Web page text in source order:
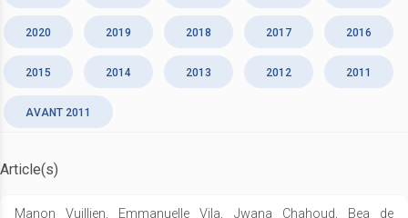
2020 2019 2018 2017 2016
2015 2014 2013 2012 2011
AVANT 2011
Article(s)
Manon Vuillien, Emmanuelle Vila, Jwana Chahoud, Bea de